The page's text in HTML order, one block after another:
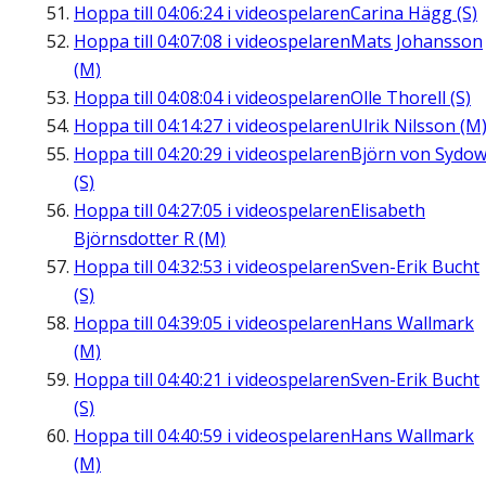
Hoppa till 04:06:24i videospelarenCarina Hägg (S)
Hoppa till 04:07:08 i videospelarenMats Johansson
(M)
Hoppa till 04:08:04i videospelarenOlle Thorell (S)
Hoppa till 04:14:27 i videospelarenUlrik Nilsson (M)
Hoppa till 04:20:29 i videospelarenBjörn von Sydow
(S)
Hoppa till 04:27:05 i videospelarenElisabeth
Björnsdotter R (M)
Hoppa till 04:32:53 i videospelarenSven-Erik Bucht
(S)
Hoppa till 04:39:05 i videospelarenHans Wallmark
(M)
Hoppa till 04:40:21 i videospelarenSven-Erik Bucht
(S)
Hoppa till 04:40:59 i videospelarenHans Wallmark
(M)